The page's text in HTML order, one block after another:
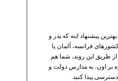
پیشنهاد اینه که پدر و
فرانسه، آلمان یا
از طریق این روند، شما هم
بر اون، به مدارس دولت و
پیدا کنید.